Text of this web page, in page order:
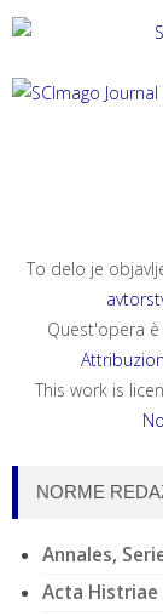
To delo je
Quest'opera
This work is
NORME
Annales,
Acta Histriae